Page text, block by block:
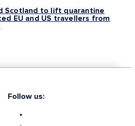
Scotland to lift quarantine
EU and US travellers from
Follow us: